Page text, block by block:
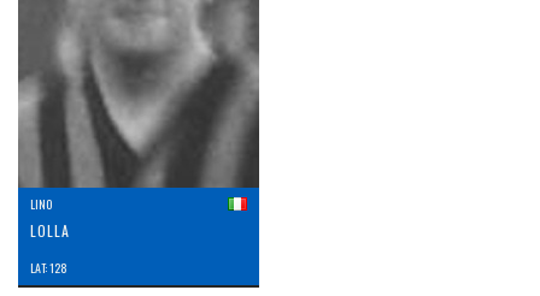
LINO
LOLLA
LAT: 128